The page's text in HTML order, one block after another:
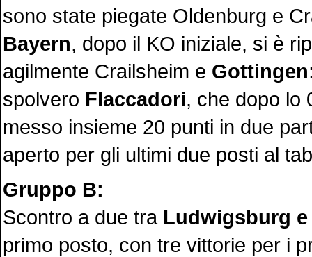
sono state piegate Oldenburg e
Bayern, dopo il KO iniziale, si è
agilmente Crailsheim e
spolvero Flaccadori, che dopo lo
messo insieme 20 punti in due
aperto per gli ultimi due posti al
Gruppo B:
Scontro a due tra Ludwigsburg e
primo posto, con tre vittorie per i